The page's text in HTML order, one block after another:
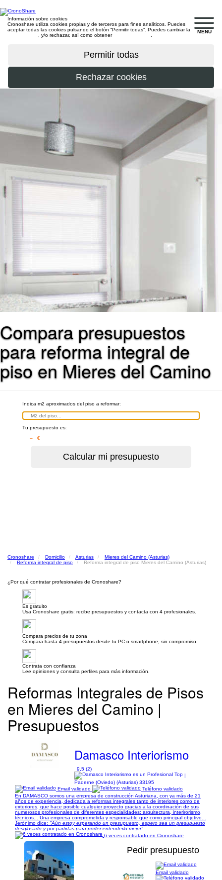
MENU
Información sobre cookies
Cronoshare utiliza cookies propias y de terceros para fines analíticos. Puedes
aceptar todas las cookies pulsando el botón “Permitir todas”. Puedes cambiar la
, y/o rechazar, así como obtener
Compara presupuestos
para reforma integral de
piso en Mieres del Camino
Indica m2 aproximados del piso a reformar:
Tu presupuesto es:
– €
Cronoshare Domicilio Asturias
Mieres del Camino (Asturias)
Reforma integral de piso
Reforma integral de piso Mieres del Camino (Asturias)
¿Por qué contratar profesionales de Cronoshare?
Es gratuito
Usa Cronoshare gratis: recibe presupuestos y contacta con 4 profesionales.
Compara precios de tu zona
Compara hasta 4 presupuestos desde tu PC o smartphone, sin compromiso.
Contrata con confianza
Lee opiniones y consulta perfiles para más información.
Reformas Integrales de Pisos
en Mieres del Camino |
Presupuestos
Damasco Interiorismo
9,5 (2)
|
Paderne (Oviedo) (Asturias) 33195
Email validado
Teléfono validado
En DAMASCO somos una empresa de construcción Asturiana, con ya más de 21
años de experiencia, dedicada a reformas integrales tanto de interiores como de
exteriores, que hace posible cualquier proyecto gracias a la coordinación de sus
numerosos profesionales de diferentes especialidades: arquitectura, interirorismo,
técnicos... Una empresa comprometida y responsable que como principal objetivo...
Jerónimo dice: "Aún estoy esperando un presupuesto, espero sea un presupuesto
desglosado y por partidas para poder entenderlo mejor"
6 veces contratado en Cronoshare
Pedir presupuesto
Email validado